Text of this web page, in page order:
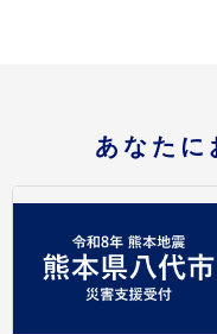
あなたに